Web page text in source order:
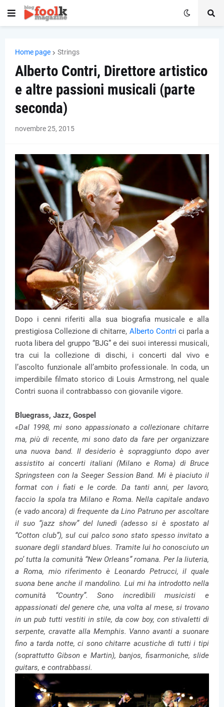
Home page Strings
Alberto Contri, Direttore artistico
e altre passioni musicali (parte
seconda)
novembre 25, 2015
Dopo i cenni riferiti alla sua biografia musicale e alla
prestigiosa Collezione di chitarre, Alberto Contri ci parla a
ruota libera del gruppo “BJG” e dei suoi interessi musicali,
tra cui la collezione di dischi, i concerti dal vivo e
l’ascolto funzionale all’ambito professionale. In coda, un
imperdibile filmato storico di Louis Armstrong, nel quale
Contri suona il contrabbasso con giovanile vigore.
Bluegrass, Jazz, Gospel
«Dal 1998, mi sono appassionato a collezionare chitarre
ma, più di recente, mi sono dato da fare per organizzare
una nuova band. Il desiderio è sopraggiunto dopo aver
assistito ai concerti italiani (Milano e Roma) di Bruce
Springsteen con la Seeger Session Band. Mi è piaciuto il
format con i fiati e le corde. Da tanti anni, per lavoro,
faccio la spola tra Milano e Roma. Nella capitale andavo
(e vado ancora) di frequente da Lino Patruno per ascoltare
il suo “jazz show” del lunedì (adesso si è spostato al
“Cotton club”), sul cui palco sono stato spesso invitato a
suonare degli standard blues. Tramite lui ho conosciuto un
po’ tutta la comunità “New Orleans” romana. Per la liuteria,
a Roma, mio riferimento è Leonardo Petrucci, il quale
suona bene anche il mandolino. Lui mi ha introdotto nella
comunità “Country”. Sono incredibili musicisti e
appassionati del genere che, una volta al mese, si trovano
in un pub tutti vestiti in stile, da cow boy, con stivaletti di
serpente, cravatte alla Memphis. Vanno avanti a suonare
fino a tarda notte, ci sono chitarre acustiche di tutti i tipi
(soprattutto Gibson e Martin), banjos, fisarmoniche, slide
guitars, e contrabbassi.